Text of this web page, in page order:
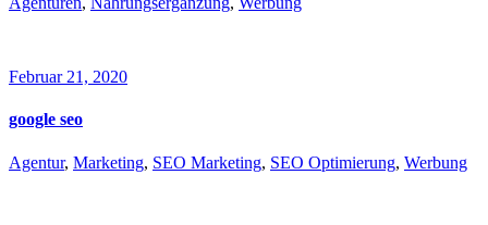
Februar 21, 2020
google seo
Agentur, Marketing, SEO Marketing, SEO Optimierung, Werbung